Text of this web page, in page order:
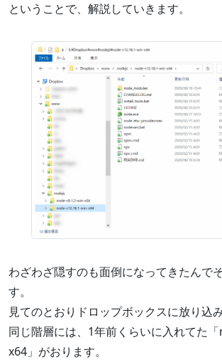
ということで、解説していきます。
わざわざ隠すのも面倒になってきたんで
す。
見てのとおりドロップボックスに放り込み
同じ階層には、1年前くらいに入れてた
x64」がおります。